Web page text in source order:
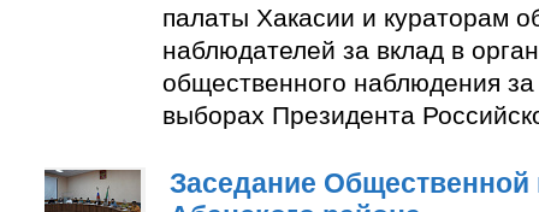
палаты Хакасии и кураторам
наблюдателей за вклад в
общественного наблюдения
выборах Президента
Заседание Общественной